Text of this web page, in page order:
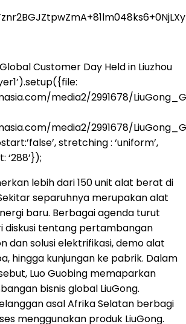
Customer Day Held in Liuzhou
media2/2991678/
media2/2991678/
stretching : ‘uniform’,
‘288’});
lebih dari 150 unit alat berat di
separuhnya merupakan alat
baru. Berbagai agenda turut
diskusi tentang pertambangan
dan solusi elektrifikasi, demo alat
hingga kunjungan ke pabrik. Dalam
Luo Guobing memaparkan
bisnis global LiuGong.
asal Afrika Selatan berbagi
menggunakan produk LiuGong.